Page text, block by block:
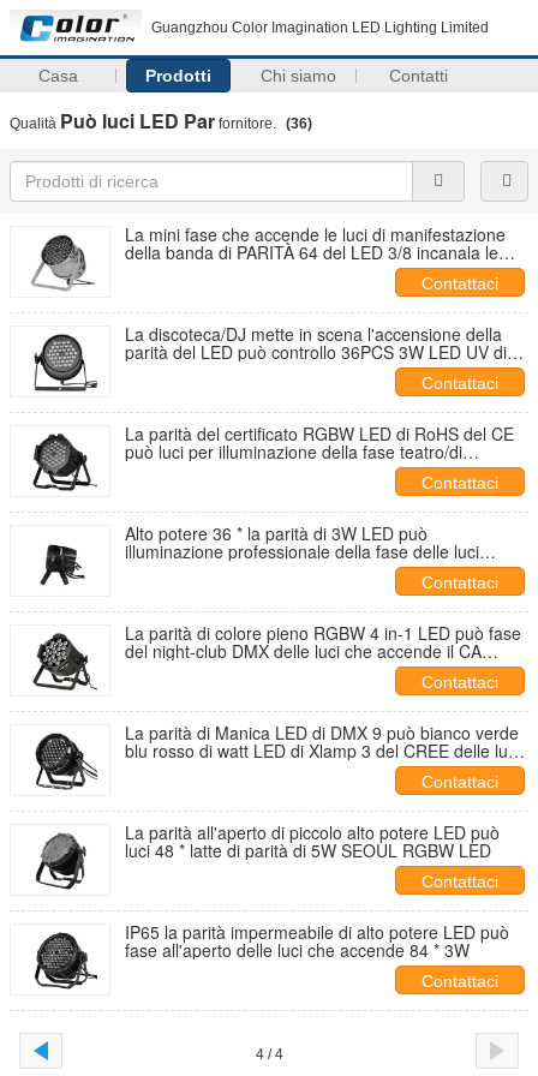
Guangzhou Color Imagination LED Lighting Limited
Casa Prodotti Chi siamo Contatti
Qualità Può luci LED Par fornitore. (36)
La mini fase che accende le luci di manifestazione
della banda di PARITÀ 64 del LED 3/8 incanala le
Contattaci
La discoteca/DJ mette in scena l'accensione della
parità del LED può controllo 36PCS 3W LED UV di
Contattaci
La parità del certificato RGBW LED di RoHS del CE
può luci per illuminazione della fase teatro/di
Contattaci
Alto potere 36 * la parità di 3W LED può
illuminazione professionale della fase delle luci
Contattaci
La parità di colore pieno RGBW 4 in-1 LED può fase
del night-club DMX delle luci che accende il CA
Contattaci
La parità di Manica LED di DMX 9 può bianco verde
blu rosso di watt LED di Xlamp 3 del CREE delle luci
Contattaci
La parità all'aperto di piccolo alto potere LED può
luci 48 * latte di parità di 5W SEOUL RGBW LED
Contattaci
IP65 la parità impermeabile di alto potere LED può
fase all'aperto delle luci che accende 84 * 3W
Contattaci
4 / 4